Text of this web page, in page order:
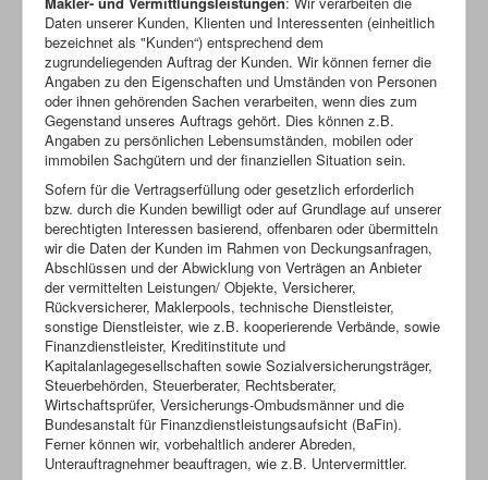
Daten unserer Kunden, Klienten und Interessenten (einheitlich
bezeichnet als "Kunden“) entsprechend dem
zugrundeliegenden Auftrag der Kunden. Wir können ferner die
Angaben zu den Eigenschaften und Umständen von Personen
oder ihnen gehörenden Sachen verarbeiten, wenn dies zum
Gegenstand unseres Auftrags gehört. Dies können z.B.
Angaben zu persönlichen Lebensumständen, mobilen oder
immobilen Sachgütern und der finanziellen Situation sein.
Sofern für die Vertragserfüllung oder gesetzlich erforderlich
bzw. durch die Kunden bewilligt oder auf Grundlage auf unserer
berechtigten Interessen basierend, offenbaren oder übermitteln
wir die Daten der Kunden im Rahmen von Deckungsanfragen,
Abschlüssen und der Abwicklung von Verträgen an Anbieter
der vermittelten Leistungen/ Objekte, Versicherer,
Rückversicherer, Maklerpools, technische Dienstleister,
sonstige Dienstleister, wie z.B. kooperierende Verbände, sowie
Finanzdienstleister, Kreditinstitute und
Kapitalanlagegesellschaften sowie Sozialversicherungsträger,
Steuerbehörden, Steuerberater, Rechtsberater,
Wirtschaftsprüfer, Versicherungs-Ombudsmänner und die
Bundesanstalt für Finanzdienstleistungsaufsicht (BaFin).
Ferner können wir, vorbehaltlich anderer Abreden,
Unterauftragnehmer beauftragen, wie z.B. Untervermittler.